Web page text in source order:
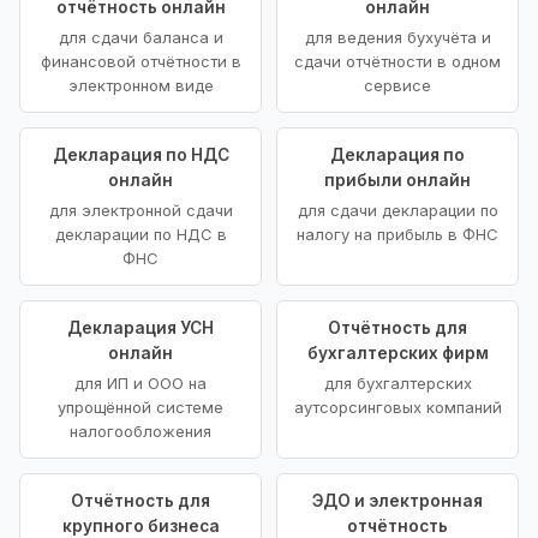
отчётность онлайн
для сдачи баланса и
финансовой отчётности в
электронном виде
онлайн
для ведения бухучёта и
сдачи отчётности в одном
сервисе
Декларация по НДС
онлайн
для электронной сдачи
декларации по НДС в
ФНС
Декларация по
прибыли онлайн
для сдачи декларации по
налогу на прибыль в ФНС
Декларация УСН
онлайн
для ИП и ООО на
упрощённой системе
налогообложения
Отчётность для
бухгалтерских фирм
для бухгалтерских
аутсорсинговых компаний
Отчётность для
крупного бизнеса
ЭДО и электронная
отчётность